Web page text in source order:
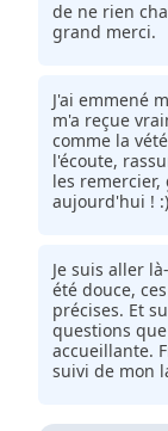
de ne rien
grand merci.
J'ai emmené
m'a reçue
comme la
l'écoute,
les remercier,
aujourd'hui ! :)
Je suis aller
été douce,
précises. Et
questions
accueillante.
suivi de mon